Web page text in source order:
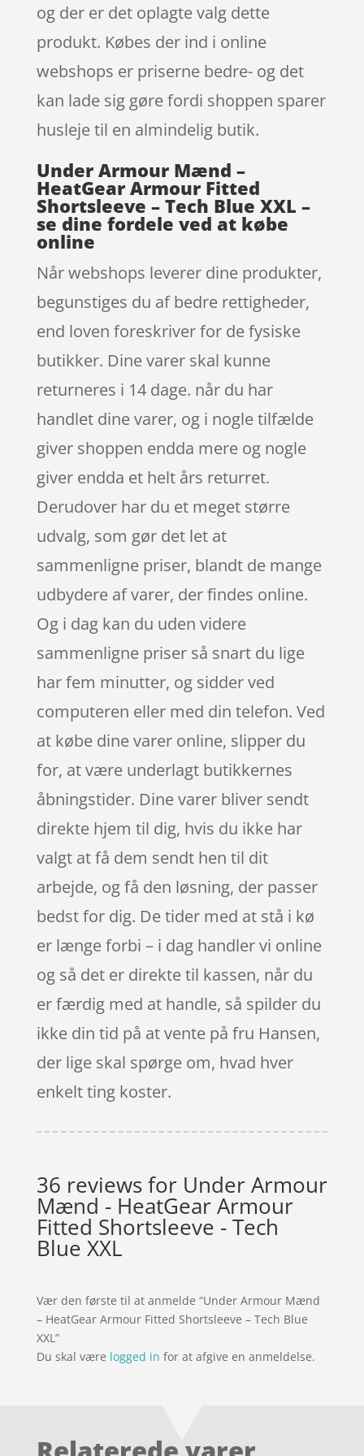
og der er det oplagte valg dette
produkt. Købes der ind i online
webshops er priserne bedre- og det
kan lade sig gøre fordi shoppen sparer
husleje til en almindelig butik.
Under Armour Mænd –
HeatGear Armour Fitted
Shortsleeve – Tech Blue XXL –
se dine fordele ved at købe
online
Når webshops leverer dine produkter,
begunstiges du af bedre rettigheder,
end loven foreskriver for de fysiske
butikker. Dine varer skal kunne
returneres i 14 dage. når du har
handlet dine varer, og i nogle tilfælde
giver shoppen endda mere og nogle
giver endda et helt års returret.
Derudover har du et meget større
udvalg, som gør det let at
sammenligne priser, blandt de mange
udbydere af varer, der findes online.
Og i dag kan du uden videre
sammenligne priser så snart du lige
har fem minutter, og sidder ved
computeren eller med din telefon. Ved
at købe dine varer online, slipper du
for, at være underlagt butikkernes
åbningstider. Dine varer bliver sendt
direkte hjem til dig, hvis du ikke har
valgt at få dem sendt hen til dit
arbejde, og få den løsning, der passer
bedst for dig. De tider med at stå i kø
er længe forbi – i dag handler vi online
og så det er direkte til kassen, når du
er færdig med at handle, så spilder du
ikke din tid på at vente på fru Hansen,
der lige skal spørge om, hvad hver
enkelt ting koster.
36 reviews for Under Armour
Mænd - HeatGear Armour
Fitted Shortsleeve - Tech
Blue XXL
Vær den første til at anmelde “Under Armour Mænd
– HeatGear Armour Fitted Shortsleeve – Tech Blue
XXL”
Du skal være logged in for at afgive en anmeldelse.